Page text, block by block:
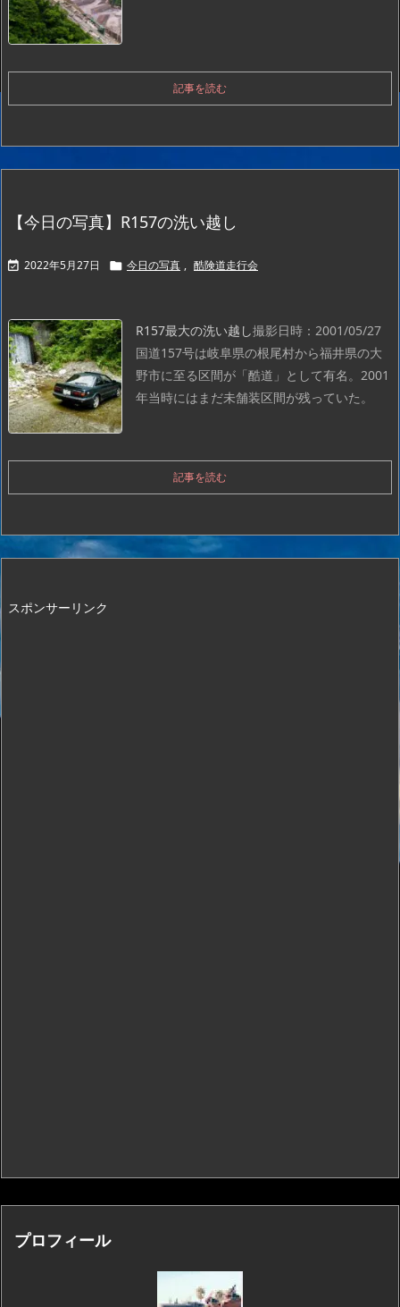
記事を読む
【今日の写真】R157の洗い越し
 2022年5月27日  今日の写真 , 酷険道走行会
R157最大の洗い越し撮影日時：2001/05/27
国道157号は岐阜県の根尾村から福井県の大
野市に至る区間が「酷道」として有名。2001
年当時にはまだ未舗装区間が残っていた。
記事を読む
スポンサーリンク
プロフィール